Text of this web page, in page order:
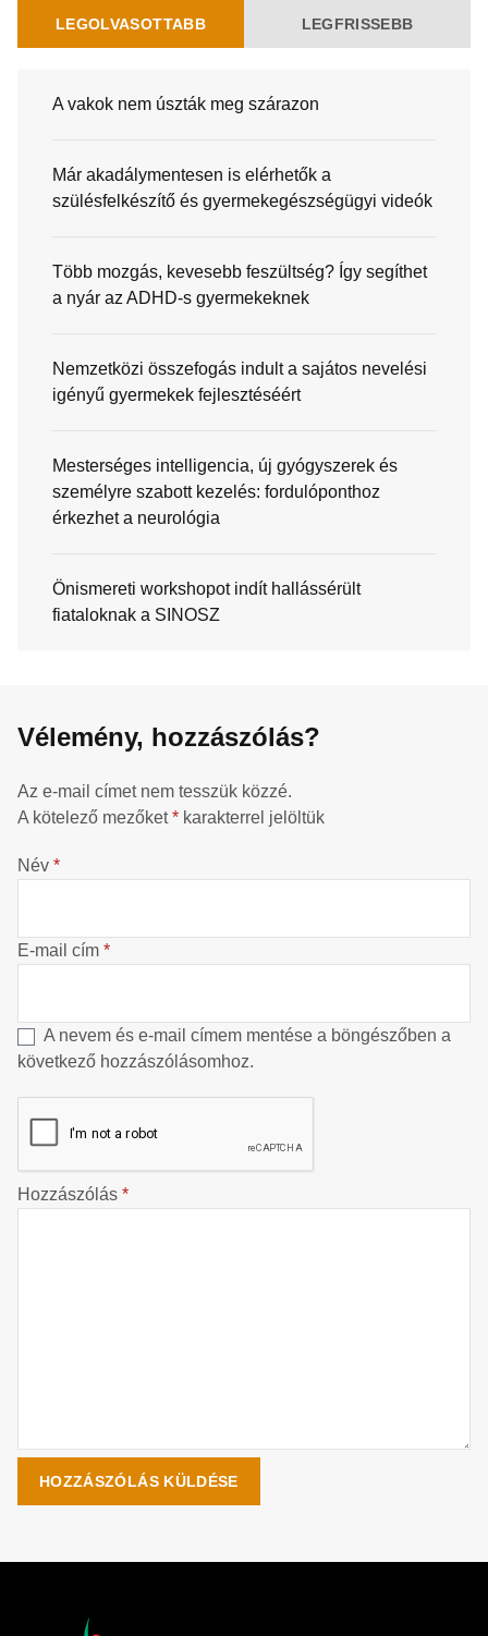
LEGOLVASOTTABB LEGFRISSEBB
A vakok nem úszták meg szárazon
Már akadálymentesen is elérhetők a
szülésfelkészítő és gyermekegészségügyi videók
Több mozgás, kevesebb feszültség? Így segíthet
a nyár az ADHD-s gyermekeknek
Nemzetközi összefogás indult a sajátos nevelési
igényű gyermekek fejlesztéséért
Mesterséges intelligencia, új gyógyszerek és
személyre szabott kezelés: fordulóponthoz
érkezhet a neurológia
Önismereti workshopot indít hallássérült
fiataloknak a SINOSZ
Vélemény, hozzászólás?
Az e-mail címet nem tesszük közzé.
A kötelező mezőket* karakterrel jelöltük
Név *
E-mail cím *
A nevem és e-mail címem mentése a böngészőben a
következő hozzászólásomhoz.
Hozzászólás *